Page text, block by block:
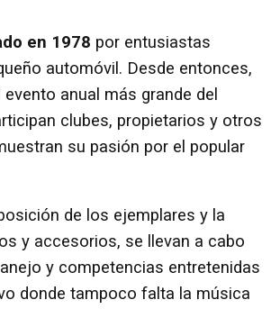
en 1978 por entusiastas
automóvil. Desde entonces,
anual más grande del
clubes, propietarios y otros
su pasión por el popular
de los ejemplares y la
y accesorios, se llevan a cabo
y competencias entretenidas
donde tampoco falta la música